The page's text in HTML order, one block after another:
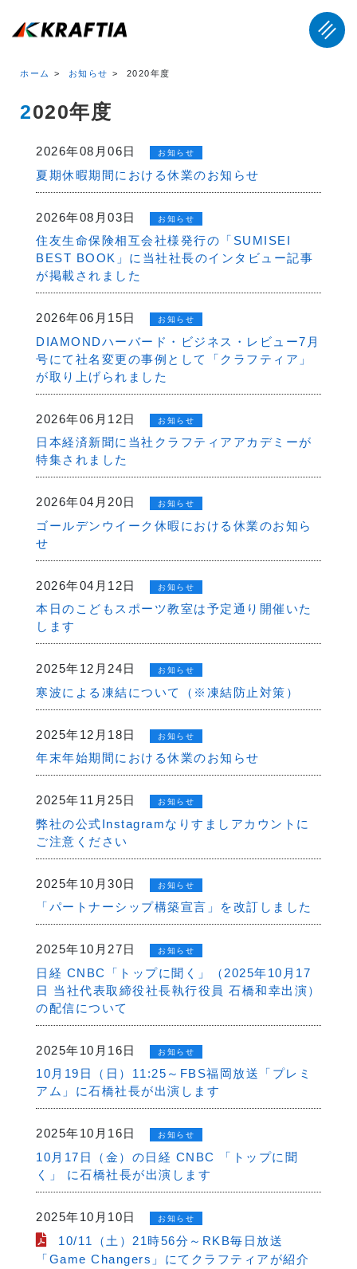
ホーム お知らせ 2020年度
2020年度
2026年08月06日 お知らせ
夏期休暇期間における休業のお知らせ
2026年08月03日 お知らせ
住友生命保険相互会社様発行の「SUMISEI
BEST BOOK」に当社社長のインタビュー記事
が掲載されました
2026年06月15日 お知らせ
DIAMONDハーバード・ビジネス・レビュー7月
号にて社名変更の事例として「クラフティア」
が取り上げられました
2026年06月12日 お知らせ
日本経済新聞に当社クラフティアアカデミーが
特集されました
2026年04月20日 お知らせ
ゴールデンウイーク休暇における休業のお知ら
せ
2026年04月12日 お知らせ
本日のこどもスポーツ教室は予定通り開催いた
します
2025年12月24日 お知らせ
寒波による凍結について（※凍結防止対策）
2025年12月18日 お知らせ
年末年始期間における休業のお知らせ
2025年11月25日 お知らせ
弊社の公式Instagramなりすましアカウントに
ご注意ください
2025年10月30日 お知らせ
「パートナーシップ構築宣言」を改訂しました
2025年10月27日 お知らせ
日経 CNBC「トップに聞く」（2025年10月17
日 当社代表取締役社長執行役員 石橋和幸出演）
の配信について
2025年10月16日 お知らせ
10月19日（日）11:25～FBS福岡放送「プレミ
アム」に石橋社長が出演します
2025年10月16日 お知らせ
10月17日（金）の日経 CNBC 「トップに聞
く」 に石橋社長が出演します
2025年10月10日 お知らせ
10/11（土）21時56分～RKB毎日放送
「Game Changers」にてクラフティアが紹介